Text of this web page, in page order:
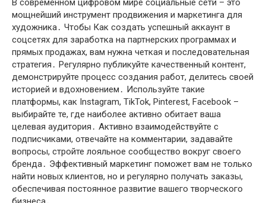
В современном цифровом мире социальные сети – это
мощнейший инструмент продвижения и маркетинга для
художника․ Чтобы Как создать успешный аккаунт в
соцсетях для заработка на партнерских программах и
прямых продажах, вам нужна четкая и последовательная
стратегия․ Регулярно публикуйте качественный контент,
демонстрируйте процесс создания работ, делитесь своей
историей и вдохновением․ Используйте такие
платформы, как Instagram, TikTok, Pinterest, Facebook –
выбирайте те, где наиболее активно обитает ваша
целевая аудитория․ Активно взаимодействуйте с
подписчиками, отвечайте на комментарии, задавайте
вопросы, стройте лояльное сообщество вокруг своего
бренда․ Эффективный маркетинг поможет вам не только
найти новых клиентов, но и регулярно получать заказы,
обеспечивая постоянное развитие вашего творческого